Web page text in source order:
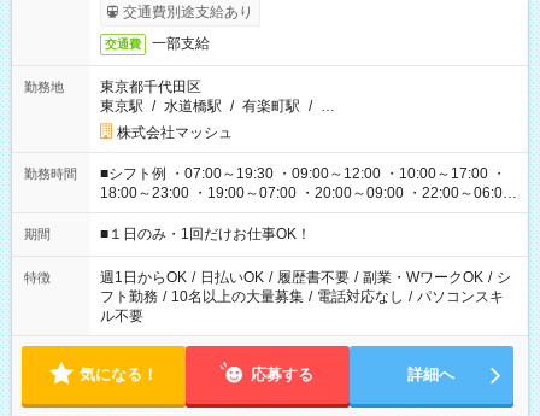
交通費別途支給あり
交通費 一部支給
勤務地
東京都千代田区
東京駅 / 水道橋駅 / 有楽町駅 / …
株式会社マッシュ
勤務時間
■シフト例 ・07:00～19:30 ・09:00～12:00 ・10:00～17:00 ・
18:00～23:00 ・19:00～07:00 ・20:00～09:00 ・22:00～06:00
etc ★最短で3時間で5,120円のお仕事から 15時間で2万円近く稼
げるお仕事も！ ご希望のお時間に合わせてご紹介！ ※シフトは
ください！
期間 ■１日のみ・1回だけお仕事OK！
特徴 週1日からOK / 日払いOK / 履歴書不要 / 副業・WワークOK / シ
フト勤務 / 10名以上の大量募集 / 電話対応なし / パソコンスキ
ル不要
気になる！ 応募する 詳細へ